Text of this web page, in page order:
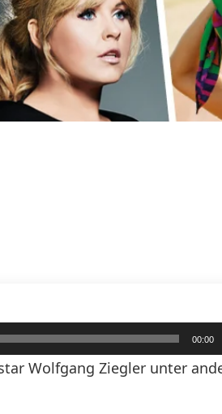
00:00
Wolfgang Ziegler unter